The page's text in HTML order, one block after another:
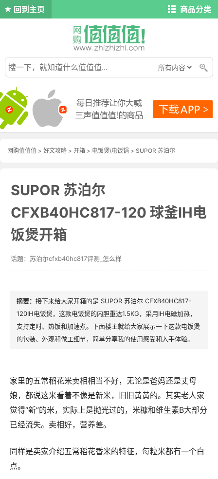
回到主页 商品分类
网购值值值 > 好文攻略 > 开箱 > 电饭煲\电饭锅 > SUPOR 苏泊尔
SUPOR 苏泊尔
CFXB40HC817-120 球釜IH电
饭煲开箱
苏泊尔cfxb40hc817评测_怎么样
接下来给大家开箱的是 SUPOR 苏泊尔 CFXB40HC817-
120IH电饭煲，这款电饭煲的内胆重达1.5KG，采用IH电磁加热，
支持定时、热饭和加速煮。下面楼主就给大家展示一下这款电饭煲
的包装、外观和做工细节，简单分享我的使用感受和入手体验。
家里的五常稻花米卖相相当不好，无论是爸妈还是丈母
娘，都说这米看着不像是新米，旧旧黄黄的。其实老人家
觉得“新”的米，实际上是抛光过的，米糠和维生素B大部分
已经流失。卖相好，营养差。
同样是卖家介绍五常稻花香米的特征，每粒米都有一个白
点。